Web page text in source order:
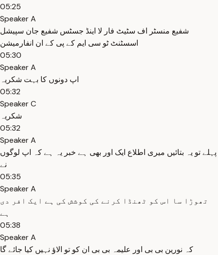
05:25
Speaker A
شفیع منسٹر اف سٹیٹ فار لا اینڈ جسٹس شفیع جان سپیشل
اسسٹنٹ ٹو سی ایم کے پی کے ان انفارمیشن
05:30
Speaker A
اپ دونوں کا بہت شکریہ
05:32
Speaker C
شکریہ
05:32
Speaker A
پہلے تو یہ بتائیں میری اطلاع ایک اور بھی ہے خبر یہ ہے کہ اپ لوگوں
نے
05:35
Speaker A
تھوڑا سا اس کو ٹھنڈا کرنے کی کوشش کی ہے ایک افر دی
ہے
05:38
Speaker A
کہ نورین بی بی اور علیمہ بی بی ان کو تو الاؤ نہیں کیا جائے گا